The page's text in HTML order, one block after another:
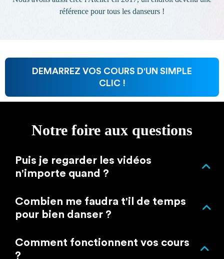
référence pour tous les danseurs !
DEMARREZ VOS COURS D'UN SIMPLE
CLIC !
Notre foire aux questions
Puis je regarder les vidéos
n'importe quand ?
vous voulez depuis un ordinateur, une tablette ou un
téléphone ! Vous pouvez même retrouver les vidéos
Combien me faudra t'il de temps
pour bien danser ?
en application nos cours, et plus rapidement vous serez
Comment fonctionnent vos cours
?